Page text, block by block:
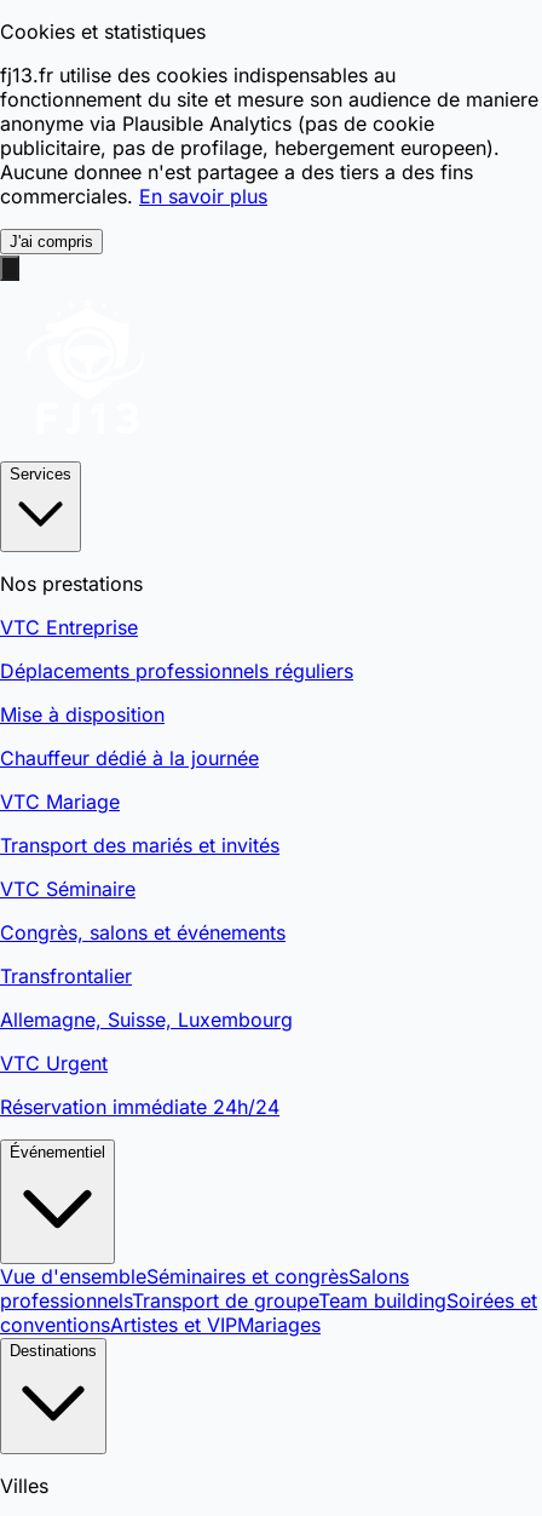
Cookies et statistiques
fj13.fr utilise des cookies indispensables au
fonctionnement du site et mesure son audience de maniere
anonyme via Plausible Analytics (pas de cookie
publicitaire, pas de profilage, hebergement europeen).
Aucune donnee n'est partagee a des tiers a des fins
commerciales. En savoir plus
J'ai compris
Services
Nos prestations
VTC Entreprise
Déplacements professionnels réguliers
Mise à disposition
Chauffeur dédié à la journée
VTC Mariage
Transport des mariés et invités
VTC Séminaire
Congrès, salons et événements
Transfrontalier
Allemagne, Suisse, Luxembourg
VTC Urgent
Réservation immédiate 24h/24
Événementiel
Vue d'ensembleSéminaires et congrèsSalons
professionnelsTransport de groupeTeam buildingSoirées et
conventionsArtistes et VIPMariages
Destinations
Villes